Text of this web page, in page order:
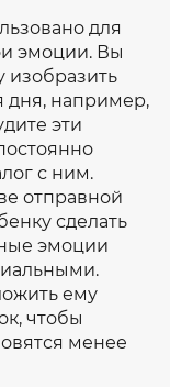
для
эмоции. Вы
изобразить
дня, например,
эти
с ним.
отправной
сделать
эмоции
ему
чтобы
менее